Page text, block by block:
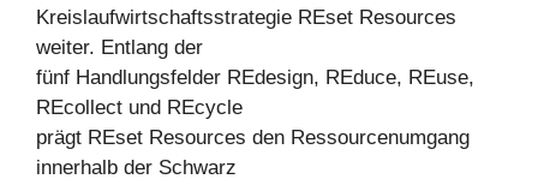
Kreislaufwirtschaftsstrategie REset Resources
weiter. Entlang der
fünf Handlungsfelder REdesign, REduce, REuse,
REcollect und REcycle
prägt REset Resources den Ressourcenumgang
innerhalb der Schwarz